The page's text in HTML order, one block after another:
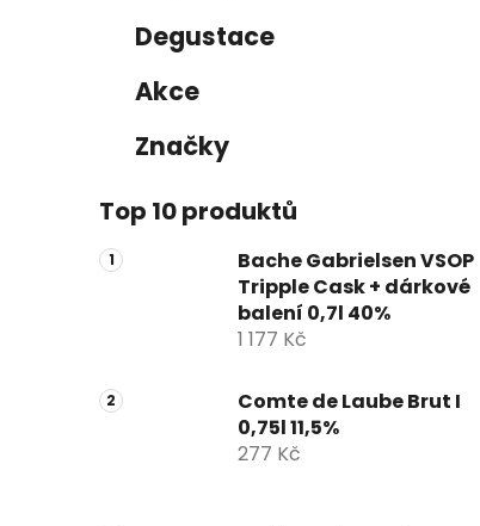
Degustace
Akce
Značky
Top 10 produktů
Bache Gabrielsen VSOP
Tripple Cask + dárkové
balení 0,7l 40%
1 177 Kč
Comte de Laube Brut I
0,75l 11,5%
277 Kč